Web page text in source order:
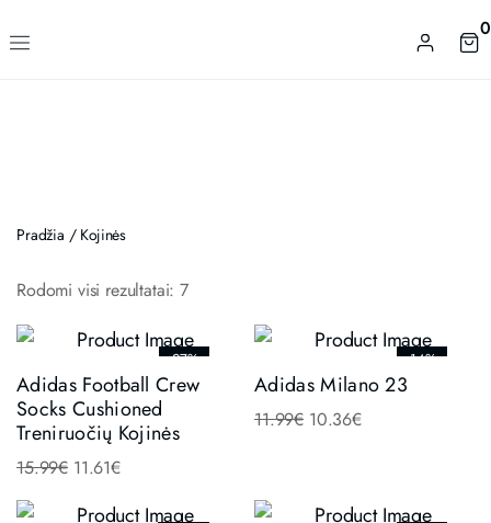
0
Pradžia / Kojinės
Rodomi visi rezultatai: 7
-27%
Adidas Football Crew
Socks Cushioned
Treniruočių Kojinės
15.99€ 11.61€
-14%
Adidas Milano 23
11.99€ 10.36€